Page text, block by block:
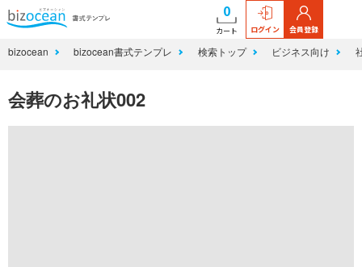
0
カート ログイン 会員登録
bizocean bizocean書式テンプレ 検索トップ ビジネス向け
会葬のお礼状002